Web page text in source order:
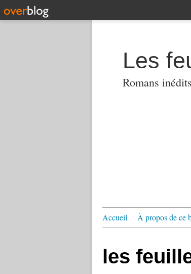
Les
Romans
Accueil À propos de ce
les